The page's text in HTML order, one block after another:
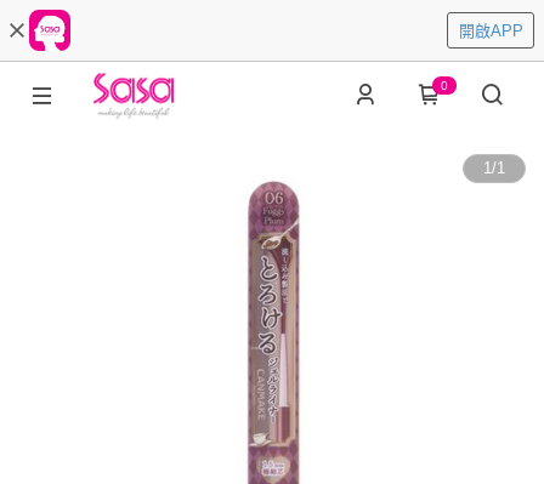
開啟APP
0
1/1